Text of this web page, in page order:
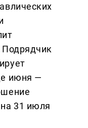
Подрядчик
июня —
31 июля